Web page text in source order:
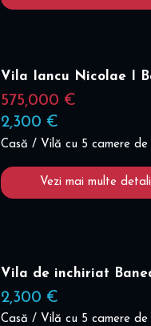
Vila Iancu Nicolae I
575,000 €
2,300 €
Casă / Vilă cu 5 camere de
Vezi mai multe
Vila de inchiriat
2,300 €
Casă / Vilă cu 5 camere de